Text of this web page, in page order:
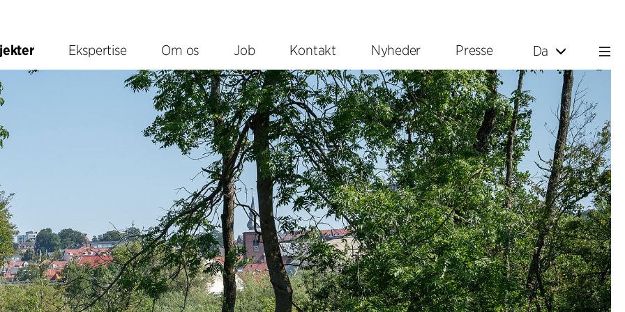
Ekspertise Om os Job Kontakt Nyheder Presse Da